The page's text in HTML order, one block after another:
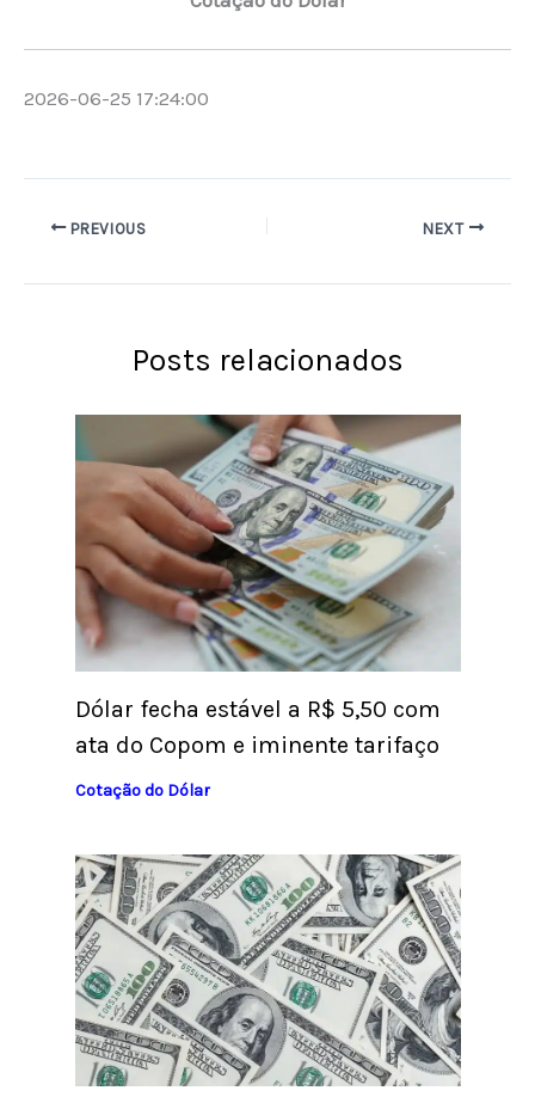
2026-06-25 17:24:00
PREVIOUS NEXT
Posts relacionados
Dólar fecha estável a R$ 5,50 com
ata do Copom e iminente tarifaço
Cotação do Dólar